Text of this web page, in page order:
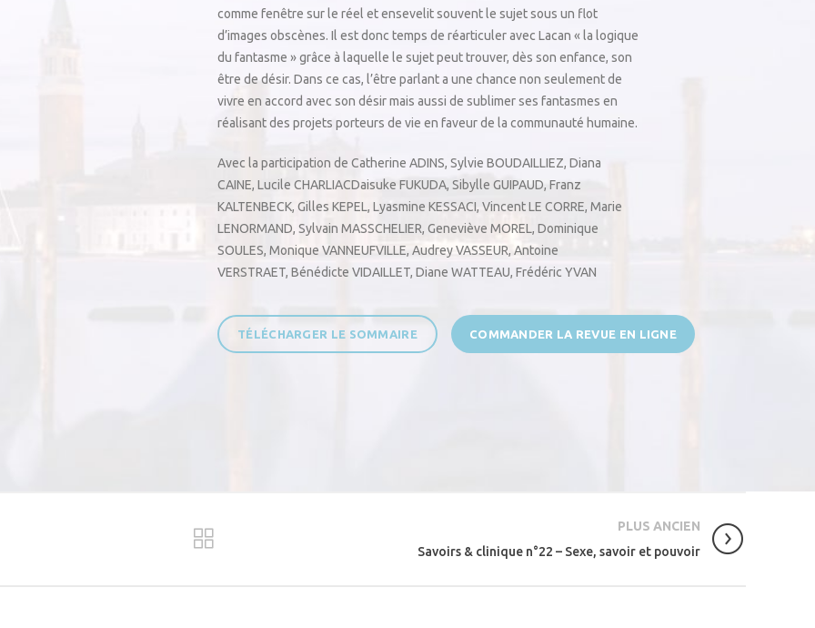
comme fenêtre sur le réel et ensevelit souvent le sujet sous un flot
d’images obscènes. Il est donc temps de réarticuler avec Lacan « la logique
du fantasme » grâce à laquelle le sujet peut trouver, dès son enfance, son
être de désir. Dans ce cas, l’être parlant a une chance non seulement de
vivre en accord avec son désir mais aussi de sublimer ses fantasmes en
réalisant des projets porteurs de vie en faveur de la communauté humaine.
Avec la participation de Catherine ADINS, Sylvie BOUDAILLIEZ, Diana
CAINE, Lucile CHARLIACDaisuke FUKUDA, Sibylle GUIPAUD, Franz
KALTENBECK, Gilles KEPEL, Lyasmine KESSACI, Vincent LE CORRE, Marie
LENORMAND, Sylvain MASSCHELIER, Geneviève MOREL, Dominique
SOULES, Monique VANNEUFVILLE, Audrey VASSEUR, Antoine
VERSTRAET, Bénédicte VIDAILLET, Diane WATTEAU, Frédéric YVAN
TÉLÉCHARGER LE SOMMAIRE COMMANDER LA REVUE EN LIGNE
PLUS ANCIEN
Savoirs & clinique n°22 – Sexe, savoir et pouvoir